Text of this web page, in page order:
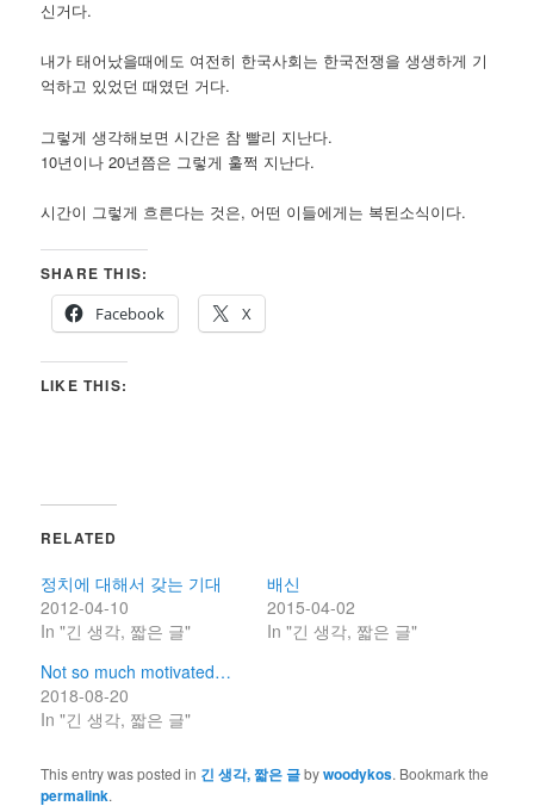
신거다.
내가 태어났을때에도 여전히 한국사회는 한국전쟁을 생생하게 기
억하고 있었던 때였던 거다.
그렇게 생각해보면 시간은 참 빨리 지난다.
10년이나 20년쯤은 그렇게 훌쩍 지난다.
시간이 그렇게 흐른다는 것은, 어떤 이들에게는 복된소식이다.
SHARE THIS:
Facebook
X
LIKE THIS:
RELATED
정치에 대해서 갖는 기대
2012-04-10
In "긴 생각, 짧은 글"
배신
2015-04-02
In "긴 생각, 짧은 글"
Not so much motivated…
2018-08-20
In "긴 생각, 짧은 글"
This entry was posted in 긴 생각, 짧은 글bywoodykos. Bookmark the
permalink.